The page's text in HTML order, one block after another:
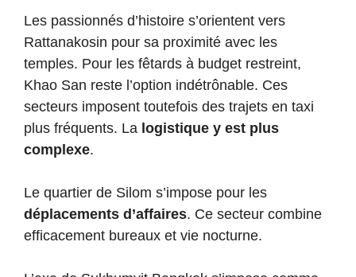
Les passionnés d’histoire s’orientent vers
Rattanakosin pour sa proximité avec les
temples. Pour les fêtards à budget restreint,
Khao San reste l’option indétrônable. Ces
secteurs imposent toutefois des trajets en taxi
plus fréquents. La logistique y est plus
complexe.
Le quartier de Silom s’impose pour les
déplacements d’affaires. Ce secteur combine
efficacement bureaux et vie nocturne.